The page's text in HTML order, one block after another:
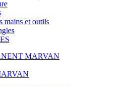
mains et outils
MARVAN